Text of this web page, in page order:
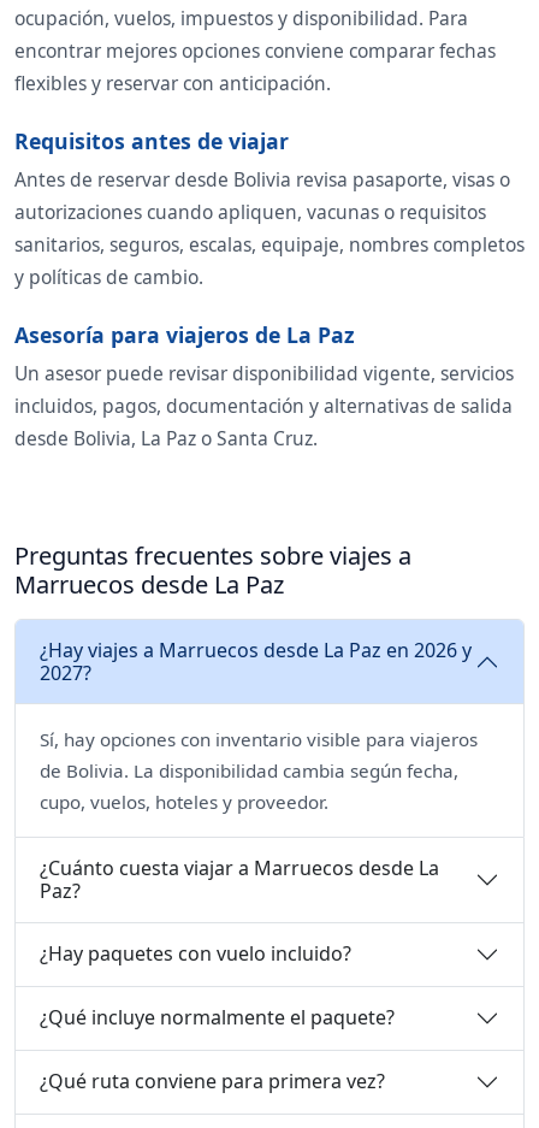
ocupación, vuelos, impuestos y disponibilidad. Para
encontrar mejores opciones conviene comparar fechas
flexibles y reservar con anticipación.
Requisitos antes de viajar
Antes de reservar desde Bolivia revisa pasaporte, visas o
autorizaciones cuando apliquen, vacunas o requisitos
sanitarios, seguros, escalas, equipaje, nombres completos
y políticas de cambio.
Asesoría para viajeros de La Paz
Un asesor puede revisar disponibilidad vigente, servicios
incluidos, pagos, documentación y alternativas de salida
desde Bolivia, La Paz o Santa Cruz.
Preguntas frecuentes sobre viajes a
Marruecos desde La Paz
¿Hay viajes a Marruecos desde La Paz en 2026 y
2027?
Sí, hay opciones con inventario visible para viajeros
de Bolivia. La disponibilidad cambia según fecha,
cupo, vuelos, hoteles y proveedor.
¿Cuánto cuesta viajar a Marruecos desde La
Paz?
¿Hay paquetes con vuelo incluido?
¿Qué incluye normalmente el paquete?
¿Qué ruta conviene para primera vez?